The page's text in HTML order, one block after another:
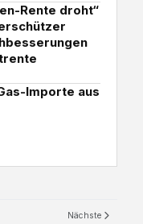
Rente droht“
Importe aus
Nächste